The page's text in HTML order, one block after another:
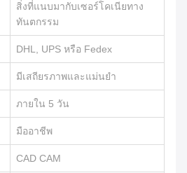
สิ่งที่แนบมากับเซอร์โคเนียทาง
ทันตกรรม
DHL, UPS หรือ Fedex
มีเสถียรภาพและแม่นยำ
ภายใน 5 วัน
มืออาชีพ
CAD CAM